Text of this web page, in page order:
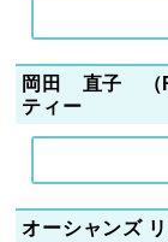
岡田 直子 （R
ティー
オーシャンズ